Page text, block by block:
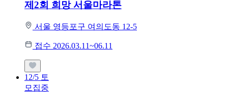
제2회 희망 서울마라톤
서울 영등포구 여의도동 12-5
접수 2026.03.11~06.11
12/5 토
모집중